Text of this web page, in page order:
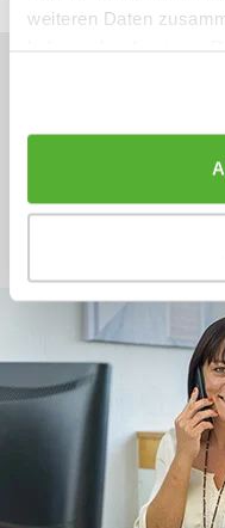
weiteren Daten
Sie haben
+49 (0)4244 965